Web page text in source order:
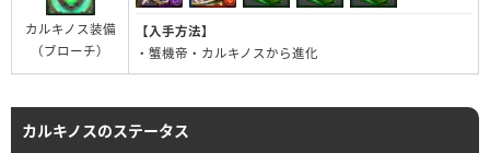
カルキノス装備
（ブローチ）
【入手方法】
・蟹機帝・カルキノスから進化
カルキノスのステータス